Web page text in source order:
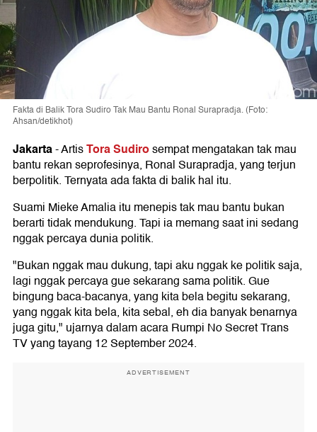
Fakta di Balik Tora Sudiro Tak Mau Bantu Ronal Surapradja. (Foto:
Ahsan/detikhot)
Jakarta-ArtisTora Sudirosempat mengatakan tak mau
bantu rekan seprofesinya, Ronal Surapradja, yang terjun
berpolitik. Ternyata ada fakta di balik hal itu.
Suami Mieke Amalia itu menepis tak mau bantu bukan
berarti tidak mendukung. Tapi ia memang saat ini sedang
nggak percaya dunia politik.
"Bukan nggak mau dukung, tapi aku nggak ke politik saja,
lagi nggak percaya gue sekarang sama politik. Gue
bingung baca-bacanya, yang kita bela begitu sekarang,
yang nggak kita bela, kita sebal, eh dia banyak benarnya
juga gitu," ujarnya dalam acara Rumpi No Secret Trans
TV yang tayang 12 September 2024.
ADVERTISEMENT